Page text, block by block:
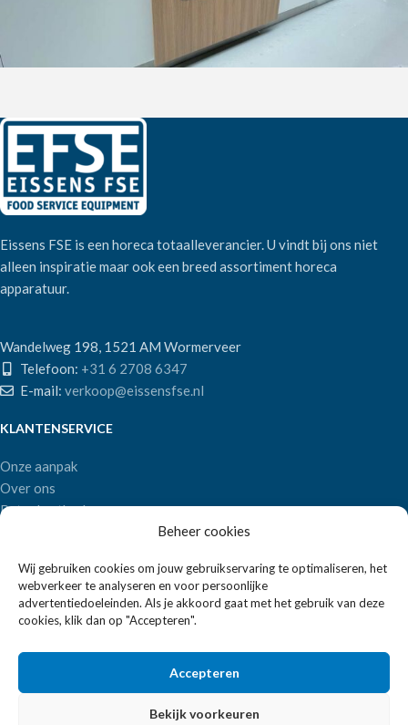
Beheer cookies
Wij gebruiken cookies om jouw gebruikservaring te optimaliseren, het
webverkeer te analyseren en voor persoonlijke
advertentiedoeleinden. Als je akkoord gaat met het gebruik van deze
cookies, klik dan op "Accepteren".
Accepteren
Bekijk voorkeuren
Eissens FSE is een horeca totaalleverancier. U vindt bij ons niet
alleen inspiratie maar ook een breed assortiment horeca
apparatuur.
Wandelweg 198, 1521 AM Wormerveer
Telefoon: +31 6 2708 6347
E-mail: verkoop@eissensfse.nl
KLANTENSERVICE
Onze aanpak
Over ons
Betaalmethoden
POPULAIRE MERKEN
APS Germany
Bartscher
2026 ALLE RECHTEN VOORBEHOUDEN | REALISATIE: